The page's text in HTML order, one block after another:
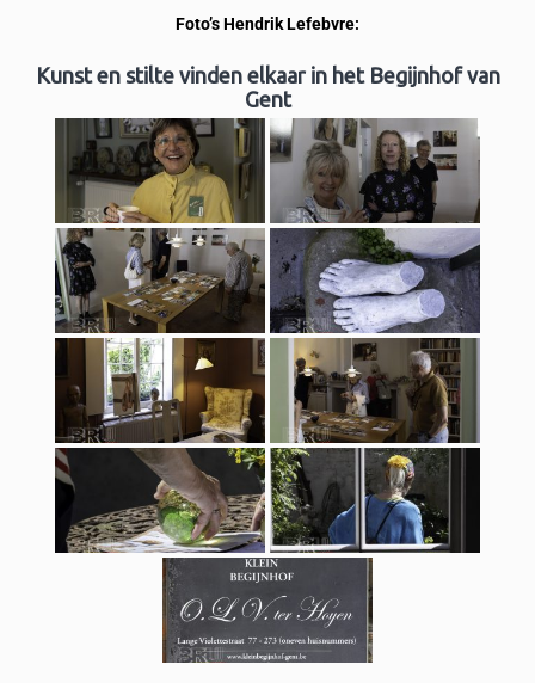
Foto’s Hendrik Lefebvre:
Kunst en stilte vinden elkaar in het Begijnhof van
Gent